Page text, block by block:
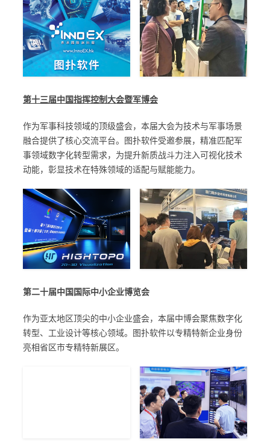
第十三届中国指挥控制大会暨军博会
作为军事科技领域的顶级盛会，本届大会为技术与军事场景
融合提供了核心交流平台。图扑软件受邀参展，精准匹配军
事领域数字化转型需求，为提升新质战斗力注入可视化技术
动能，彰显技术在特殊领域的适配与赋能能力。
第二十届中国国际中小企业博览会
作为亚太地区顶尖的中小企业盛会，本届中博会聚焦数字化
转型、工业设计等核心领域。图扑软件以专精特新企业身份
亮相省区市专精特新展区。